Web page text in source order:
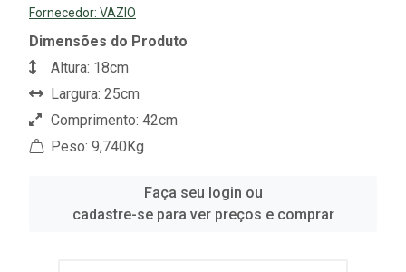
Fornecedor: VAZIO
Dimensões do Produto
Altura: 18cm
Largura: 25cm
Comprimento: 42cm
Peso: 9,740Kg
Faça seu login ou
cadastre-se para ver preços e comprar